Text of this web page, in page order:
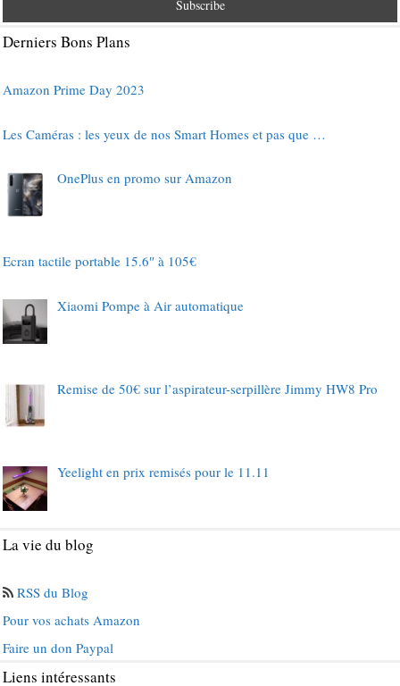
Derniers Bons Plans
Amazon Prime Day 2023
Les Caméras : les yeux de nos Smart Homes et pas que …
OnePlus en promo sur Amazon
Ecran tactile portable 15.6″ à 105€
Xiaomi Pompe à Air automatique
Remise de 50€ sur l’aspirateur-serpillère Jimmy HW8 Pro
Yeelight en prix remisés pour le 11.11
La vie du blog
RSS du Blog
Pour vos achats Amazon
Faire un don Paypal
Liens intéressants